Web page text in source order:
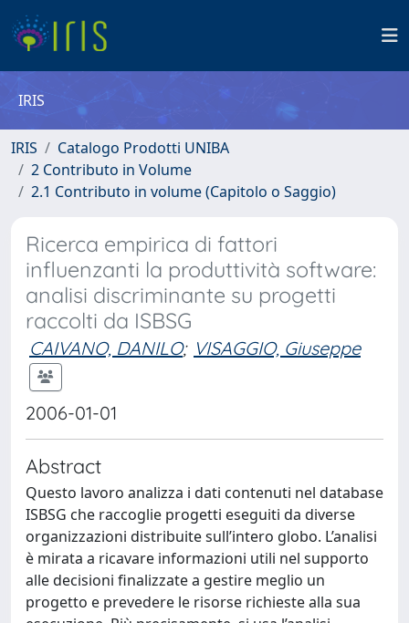
IRIS
IRIS
Catalogo Prodotti UNIBA
2 Contributo in Volume
2.1 Contributo in volume (Capitolo o Saggio)
Ricerca empirica di fattori
influenzanti la produttività software:
analisi discriminante su progetti
raccolti da ISBSG
CAIVANO, DANILO; VISAGGIO, Giuseppe
2006-01-01
Abstract
Questo lavoro analizza i dati contenuti nel database
ISBSG che raccoglie progetti eseguiti da diverse
organizzazioni distribuite sull’intero globo. L’analisi
è mirata a ricavare informazioni utili nel supporto
alle decisioni finalizzate a gestire meglio un
progetto e prevedere le risorse richieste alla sua